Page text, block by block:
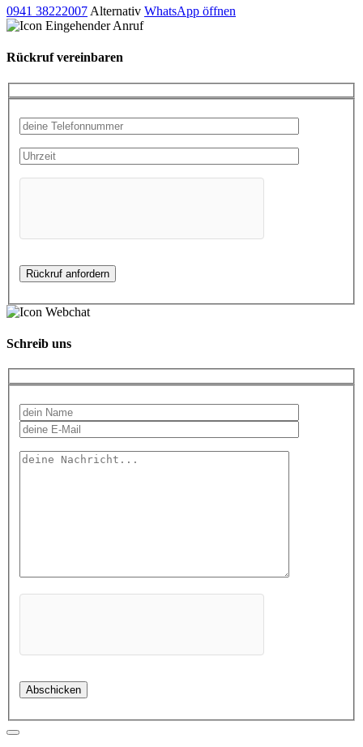
0941 38222007 Alternativ WhatsApp öffnen
Rückruf vereinbaren
Schreib uns